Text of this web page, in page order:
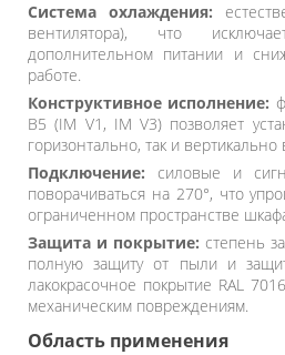
Система охлаждения:
вентилятора), что
дополнительном питании и
работе.
Конструктивное исполнение:
B5 (IM V1, IM V3) позволяет
горизонтально, так и
Подключение: силовые и
поворачиваться на 270°, что
ограниченном пространстве
Защита и покрытие: степень
полную защиту от пыли и
лакокрасочное покрытие RAL
механическим повреждениям.
Область применения